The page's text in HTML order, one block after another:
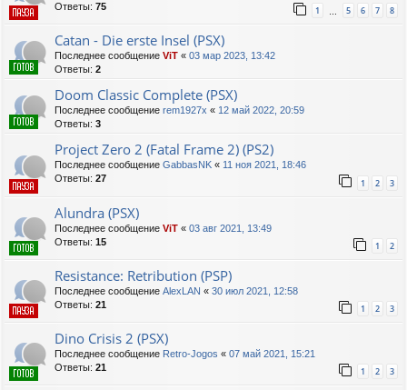
Ответы: 75 1 … 5 6 7 8
Catan - Die erste Insel (PSX)
Последнее сообщение ViT « 03 мар 2023, 13:42
Ответы: 2
Doom Classic Complete (PSX)
Последнее сообщение rem1927x « 12 май 2022, 20:59
Ответы: 3
Project Zero 2 (Fatal Frame 2) (PS2)
Последнее сообщение GabbasNK « 11 ноя 2021, 18:46
Ответы: 27 1 2 3
Alundra (PSX)
Последнее сообщение ViT « 03 авг 2021, 13:49
Ответы: 15 1 2
Resistance: Retribution (PSP)
Последнее сообщение AlexLAN « 30 июл 2021, 12:58
Ответы: 21 1 2 3
Dino Crisis 2 (PSX)
Последнее сообщение Retro-Jogos « 07 май 2021, 15:21
Ответы: 21 1 2 3